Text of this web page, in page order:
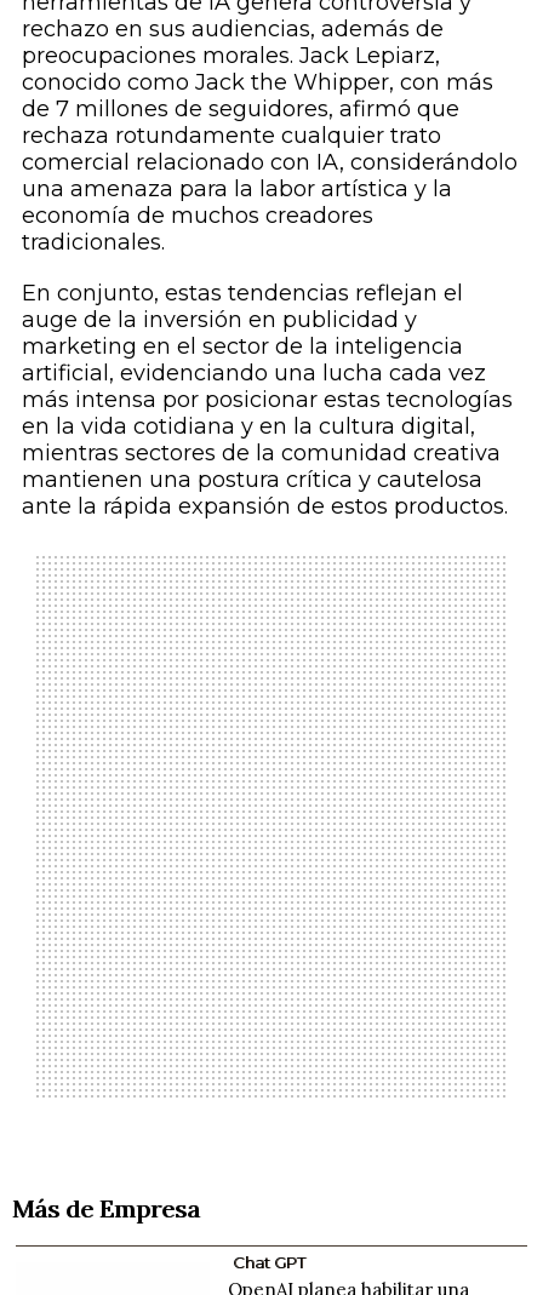
rechazo en sus audiencias, además de
preocupaciones morales. Jack Lepiarz,
conocido como Jack the Whipper, con más
de 7 millones de seguidores, afirmó que
rechaza rotundamente cualquier trato
comercial relacionado con IA, considerándolo
una amenaza para la labor artística y la
economía de muchos creadores
tradicionales.
En conjunto, estas tendencias reflejan el
auge de la inversión en publicidad y
marketing en el sector de la inteligencia
artificial, evidenciando una lucha cada vez
más intensa por posicionar estas tecnologías
en la vida cotidiana y en la cultura digital,
mientras sectores de la comunidad creativa
mantienen una postura crítica y cautelosa
ante la rápida expansión de estos productos.
Más de Empresa
Chat GPT
OpenAI planea habilitar una